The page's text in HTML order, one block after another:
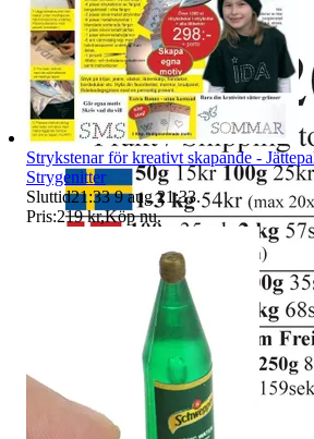
Strykstenar för kreativt skapande -
Strygenitter
Sluttid21:33 9 aug 21:33.
Pris:219 kr,Köp nu.